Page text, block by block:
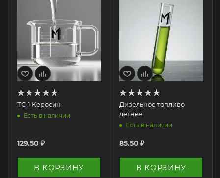
ТС-1 Керосин
Есть в наличии
129.50 ₽
В КОРЗИНУ
Дизельное топливо
летнее
Есть в наличии
85.50 ₽
В КОРЗИНУ